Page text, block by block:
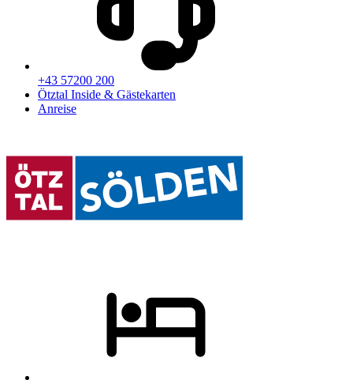
+43 57200 200
Ötztal Inside & Gästekarten
Anreise